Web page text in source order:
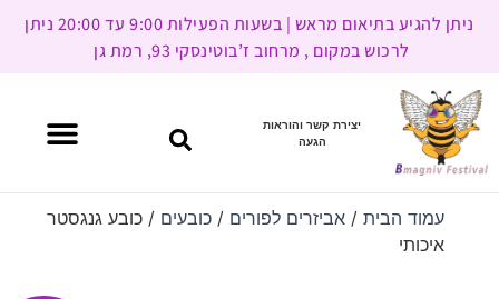
ניתן להגיע בתיאום מראש | בשעות הפעילות 9:00 עד 20:00 ניתן
לרכוש במקום , מרחוב ז’בוטינסקי 93, רמת גן
יצירת קשר והוראות
הגעה
עמוד הבית/ אביזרים לפורים / כובעים / כובע גנגסטר
איכותי